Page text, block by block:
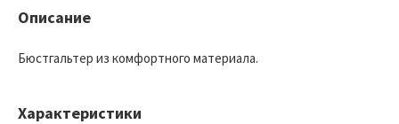
Описание
Бюстгальтер из комфортного материала.
Характеристики